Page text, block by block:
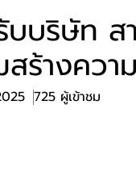
บริษัท ส
สร้างคว
725 ผู้เข้าชม